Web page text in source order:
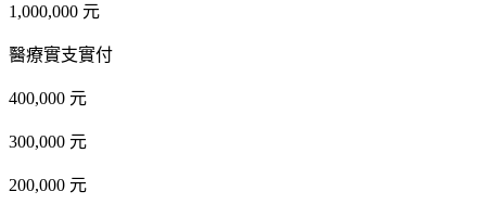
1,000,000 元
醫療實支實付
400,000 元
300,000 元
200,000 元